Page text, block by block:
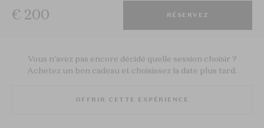
€ 200 RÉSERVEZ
Vous n'avez pas encore décidé quelle session choisir ?
Achetez un bon cadeau et choisissez la date plus tard.
OFFRIR CETTE EXPÉRIENCE